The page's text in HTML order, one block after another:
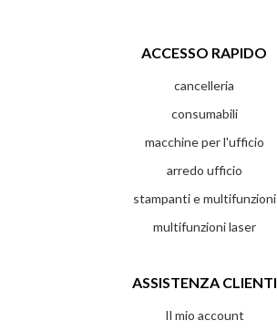
ACCESSO RAPIDO
cancelleria
consumabili
macchine per l'ufficio
arredo ufficio
stampanti e multifunzioni
multifunzioni laser
ASSISTENZA CLIENTI
Il mio account